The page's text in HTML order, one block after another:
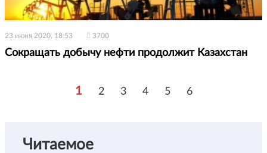
23 июня 2020, 18:53 3700
Сокращать добычу нефти продолжит Казахстан
1 2 3 4 5 6
Читаемое